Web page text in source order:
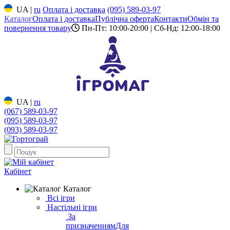
UA | ru Оплата і доставка (095) 589-03-97
КаталогОплата і доставкаПублічна офертаКонтактиОбмін та
повернення товару
Пн-Пт: 10:00-20:00 | Сб-Нд: 12:00-18:00
UA | ru
(067) 589-03-97
(095) 589-03-97
(093) 589-03-97
Кабінет
Каталог
Всі ігри
Настільні ігри
За
призначеннямДля